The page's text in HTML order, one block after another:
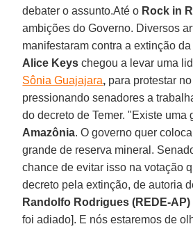
debater o assunto.Até o Rock in
ambições do Governo. Diversos
manifestaram contra a extinção da
Alice Keys chegou a levar uma
Sônia Guajajara, para protestar
pressionando senadores a
do decreto de Temer. "Existe uma
Amazônia. O governo quer
grande de reserva mineral.
chance de evitar isso na votação
decreto pela extinção, de autoria
Randolfo Rodrigues (REDE-AP)
foi adiado]. E nós estaremos de